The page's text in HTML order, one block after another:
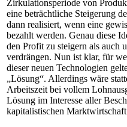
Zirkulationsperiode von
eine beträchtliche Steigerung
dann realisiert, wenn eine
bezahlt werden. Genau diese
den Profit zu steigern als auch
verdrängen. Nun ist klar, für
dieser neuen Technologien
„Lösung“. Allerdings wäre
Arbeitszeit bei vollem
Lösung im Interesse aller
kapitalistischen